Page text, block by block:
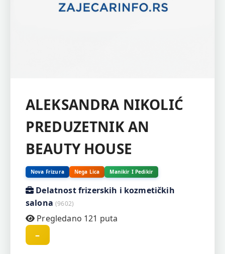
ALEKSANDRA NIKOLIĆ
PREDUZETNIK AN
BEAUTY HOUSE
Nova Frizura Nega Lica Manikir I Pedikir
Delatnost frizerskih i kozmetičkih
salona(9602)
Pregledano 121 puta
–